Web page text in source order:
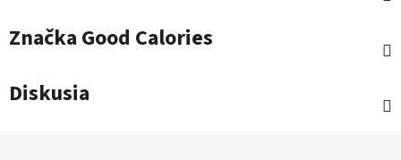
Značka Good Calories
Diskusia